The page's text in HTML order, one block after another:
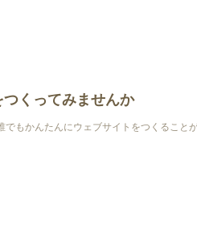
くってみませんか
もかんたんにウェブサイトをつくることが